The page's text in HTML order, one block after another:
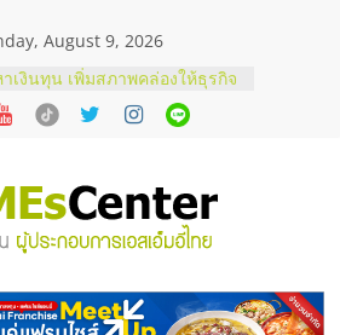
August 9, 2026
เงินทุน เพิ่มสภาพคล่องให้ธุรกิจ
ไงให้ผ่านฉลุย
ออนไลน์ โอกาสบริหารสถานี
Meet Up จับคู่แฟรน
งที่ 8
รื่องเสียงคุณภาพสูง พร้อม
ในไทยที่ไหนดี?
ผู้ให้บริการให้คุ้มค่าและตอบ